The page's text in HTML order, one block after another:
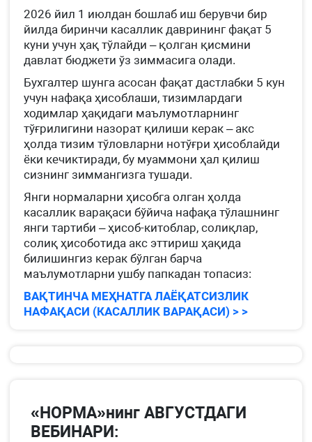
2026 йил 1 июлдан бошлаб иш берувчи бир
йилда биринчи касаллик даврининг фақат 5
куни учун ҳақ тўлайди – қолган қисмини
давлат бюджети ўз зиммасига олади.
Бухгалтер шунга асосан фақат дастлабки 5 кун
учун нафақа ҳисоблаши, тизимлардаги
ходимлар ҳақидаги маълумотларнинг
тўғрилигини назорат қилиши керак – акс
ҳолда тизим тўловларни нотўғри ҳисоблайди
ёки кечиктиради, бу муаммони ҳал қилиш
сизнинг зиммангизга тушади.
Янги нормаларни ҳисобга олган ҳолда
касаллик варақаси бўйича нафақа тўлашнинг
янги тартиби – ҳисоб-китоблар, солиқлар,
солиқ ҳисоботида акс эттириш ҳақида
билишингиз керак бўлган барча
маълумотларни ушбу папкадан топасиз:
ВАҚТИНЧА МЕҲНАТГА ЛАЁҚАТСИЗЛИК
НАФАҚАСИ (КАСАЛЛИК ВАРАҚАСИ) > >
«НОРМА»нинг АВГУСТДАГИ
ВЕБИНАРИ: